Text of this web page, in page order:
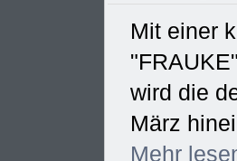
Mit einer
wird die
März
Mehr